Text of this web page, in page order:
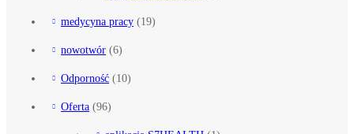
medycyna pracy (19)
nowotwór (6)
Odporność (10)
Oferta (96)